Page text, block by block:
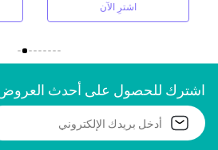
اشترِ الآن
اشترك للحصول على أحدث العروض